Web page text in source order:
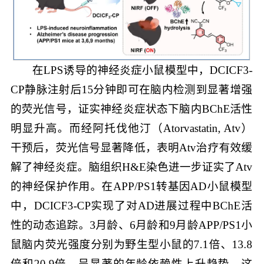
在LPS诱导的神经炎症小鼠模型中，DCICF3-
CP静脉注射后15分钟即可在脑内检测到显著增强
的荧光信号，证实神经炎症状态下脑内BChE活性
明显升高。而经阿托伐他汀（Atorvastatin, Atv）
干预后，荧光信号显著降低，表明Atv治疗有效缓
解了神经炎症。脑组织H&E染色进一步证实了Atv
的神经保护作用。在APP/PS1转基因AD小鼠模型
中，DCICF3-CP实现了对AD进展过程中BChE活
性的动态追踪。3月龄、6月龄和9月龄APP/PS1小
鼠脑内荧光强度分别为野生型小鼠的7.1倍、13.8